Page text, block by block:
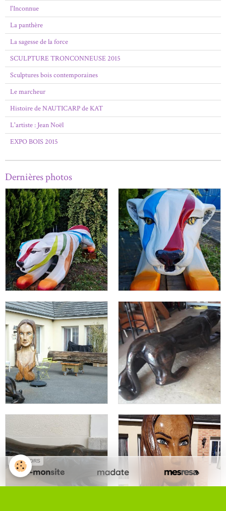
l'Inconnue
La panthère
La sagesse de la force
SCULPTURE TRONCONNEUSE 2015
Sculptures bois contemporaines
Le marcheur
Histoire de NAUTICARP de KAT
L'artiste : Jean Noël
EXPO BOIS 2015
Dernières photos
SPONSORS